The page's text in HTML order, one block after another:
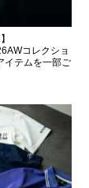
コレクショ
イテムを一部ご